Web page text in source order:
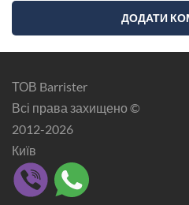
ТОВ Barrister
Всі права захищено ©
2012-2026
Київ